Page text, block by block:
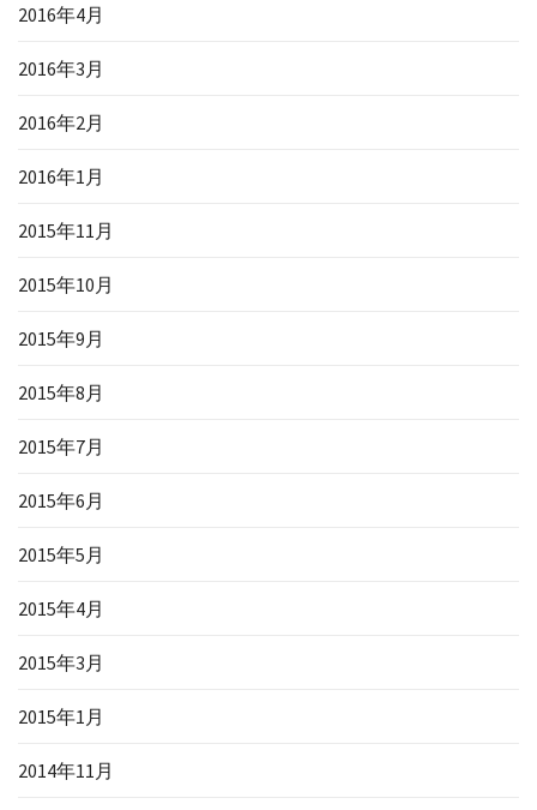
2016年4月
2016年3月
2016年2月
2016年1月
2015年11月
2015年10月
2015年9月
2015年8月
2015年7月
2015年6月
2015年5月
2015年4月
2015年3月
2015年1月
2014年11月